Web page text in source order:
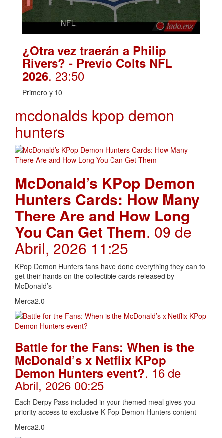
¿Otra vez traerán a Philip
Rivers? - Previo Colts NFL
2026. 23:50
Primero y 10
mcdonalds kpop demon
hunters
McDonald’s KPop Demon
Hunters Cards: How Many
There Are and How Long
You Can Get Them. 09 de
Abril, 2026 11:25
KPop Demon Hunters fans have done everything they can to
get their hands on the collectible cards released by
McDonald’s
Merca2.0
Battle for the Fans: When is the
McDonald’s x Netflix KPop
Demon Hunters event?. 16 de
Abril, 2026 00:25
Each Derpy Pass included in your themed meal gives you
priority access to exclusive K-Pop Demon Hunters content
Merca2.0